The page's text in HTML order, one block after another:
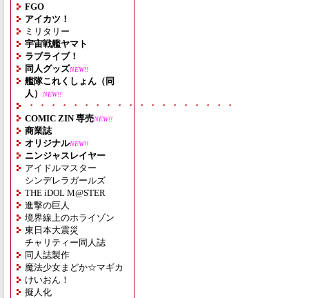
FGO
アイカツ！
ミリタリー
宇宙戦艦ヤマト
ラブライブ！
同人グッズNEW!!
艦隊これくしょん（同
人）
NEW!!
・・・・・・・・・・・・・・・・・・・
COMIC ZIN 専売NEW!!
商業誌
オリジナルNEW!!
ニンジャスレイヤー
アイドルマスター
シンデレラガールズ
THE iDOL M@STER
進撃の巨人
境界線上のホライゾン
東日本大震災
チャリティー同人誌
同人誌製作
魔法少女まどか☆マギカ
けいおん！
擬人化